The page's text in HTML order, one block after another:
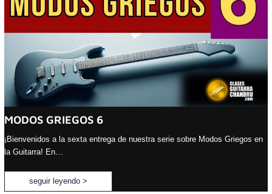
MODOS GRIEGOS 6
¡Bienvenidos a la sexta entrega de nuestra serie sobre Modos Griegos en
la Guitarra! En…
seguir leyendo >